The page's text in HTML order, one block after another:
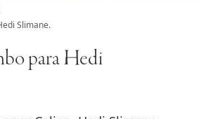
Slimane.
para Hedi